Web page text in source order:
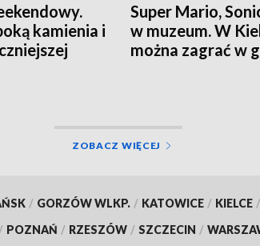
kamienia i
Super Mario,
w muzeum. W
można zagrać w
ZOBACZ WIĘCEJ
/ GORZÓW WLKP. / KATOWICE / KIELCE /
/ POZNAŃ / RZESZÓW / SZCZECIN /